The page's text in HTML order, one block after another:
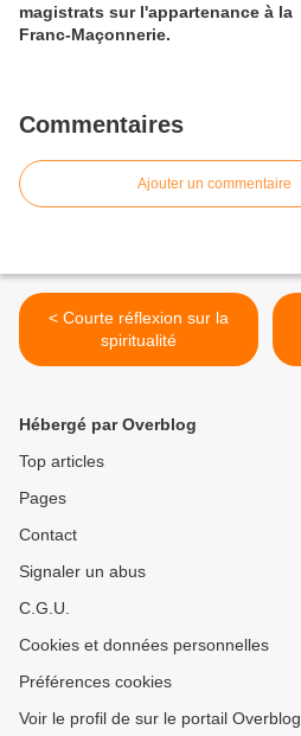
magistrats sur l'appartenance à la
Franc-Maçonnerie.
Commentaires
Ajouter un commentaire
< Courte réflexion sur la
spiritualité
Hébergé par Overblog
Top articles
Pages
Contact
Signaler un abus
C.G.U.
Cookies et données personnelles
Préférences cookies
Voir le profil de sur le portail Overblog